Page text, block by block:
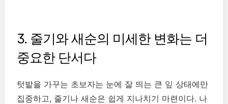
3. 줄기와 새순의 미세한 변화는 더
중요한 단서다
텃밭을 가꾸는 초보자는 눈에 잘 띄는 큰 잎 상태에만
집중하고, 줄기나 새순은 쉽게 지나치기 마련이다. 나